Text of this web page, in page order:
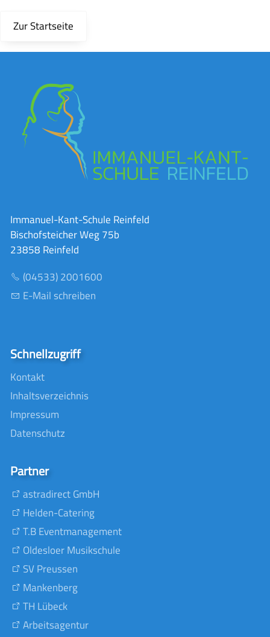
Zur Startseite
Immanuel-Kant-Schule Reinfeld
Bischofsteicher Weg 75b
23858 Reinfeld
(04533) 2001600
E-Mail schreiben
Schnellzugriff
Kontakt
Inhaltsverzeichnis
Impressum
Datenschutz
Partner
astradirect GmbH
Helden-Catering
T.B Eventmanagement
Oldesloer Musikschule
SV Preussen
Mankenberg
TH Lübeck
Arbeitsagentur